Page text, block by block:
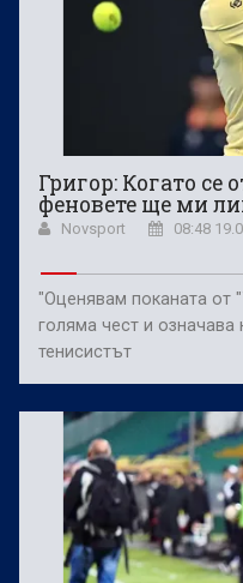
Григор: Когато се
феновете ще ми
Novsport 08:48
"Оценявам поканата от
голяма чест и означава
тенисистът